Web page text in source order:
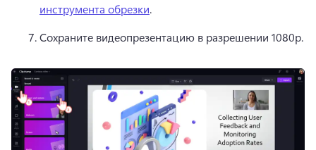
инструмента обрезки.